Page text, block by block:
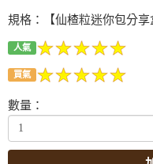
規格：【仙楂粒迷你包分享
人氣
買氣
數量：